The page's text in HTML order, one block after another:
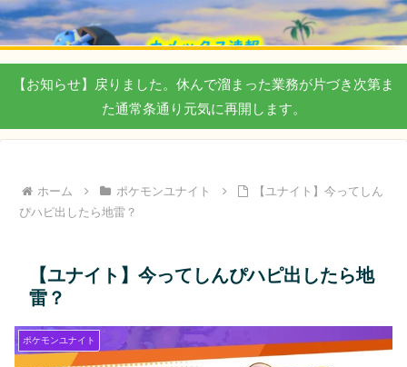
【お知らせ】戻りました。休んで溜まった業務が片づき次第ま
た通常条通り元気に再開します。
ホーム ポケモンユナイト
【ユナイト】今ってしん
ぴハピ出したら地雷？
【ユナイト】今ってしんぴハピ出したら地
雷？
ポケモンユナイト